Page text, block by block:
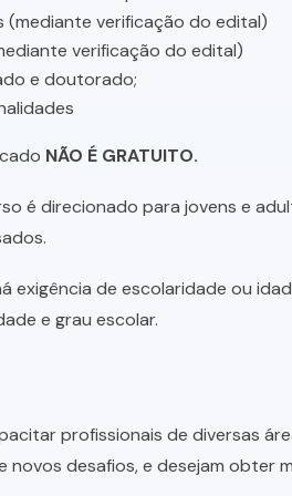
(mediante verificação do edital)
verificação do edital)
e doutorado;
NÃO É GRATUITO.
é direcionado para jovens e
exigência de escolaridade ou
e grau escolar.
profissionais de diversas
novos desafios, e desejam obter